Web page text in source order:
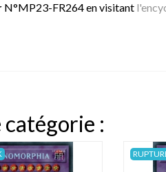
N°MP23-FR264 en visitant
: